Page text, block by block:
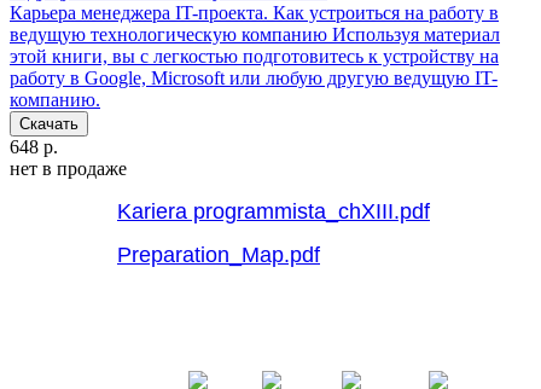
Карьера менеджера IT-проекта. Как устроиться на работу в
ведущую технологическую компанию Используя материал
этой книги, вы с легкостью подготовитесь к устройству на
работу в Google, Microsoft или любую другую ведущую IT-
компанию.
Скачать
648 р.
нет в продаже